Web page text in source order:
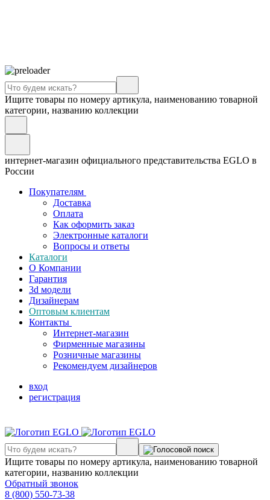
Ищите товары по номеру артикула, наименованию товарной
категории, названию коллекции
интернет-магазин официального представительства EGLO в
России
Покупателям
Доставка
Оплата
Как оформить заказ
Электронные каталоги
Вопросы и ответы
Каталоги
О Компании
Гарантия
3d модели
Дизайнерам
Оптовым клиентам
Контакты
Интернет-магазин
Фирменные магазины
Розничные магазины
Рекомендуем дизайнеров
вход
регистрация
Ищите товары по номеру артикула, наименованию товарной
категории, названию коллекции
Обратный звонок
8 (800) 550-73-38